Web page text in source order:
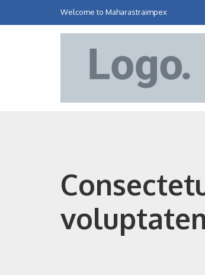
Welcome to Maharastraimpex